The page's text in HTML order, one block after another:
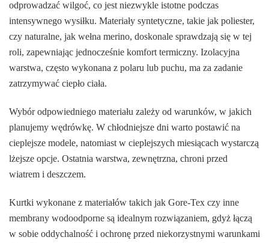
odprowadzać wilgoć, co jest niezwykle istotne podczas
intensywnego wysiłku. Materiały syntetyczne, takie jak poliester,
czy naturalne, jak wełna merino, doskonale sprawdzają się w tej
roli, zapewniając jednocześnie komfort termiczny. Izolacyjna
warstwa, często wykonana z polaru lub puchu, ma za zadanie
zatrzymywać ciepło ciała.
Wybór odpowiedniego materiału zależy od warunków, w jakich
planujemy wędrówkę. W chłodniejsze dni warto postawić na
cieplejsze modele, natomiast w cieplejszych miesiącach wystarczą
lżejsze opcje. Ostatnia warstwa, zewnętrzna, chroni przed
wiatrem i deszczem.
Kurtki wykonane z materiałów takich jak Gore-Tex czy inne
membrany wodoodporne są idealnym rozwiązaniem, gdyż łączą
w sobie oddychalność i ochronę przed niekorzystnymi warunkami